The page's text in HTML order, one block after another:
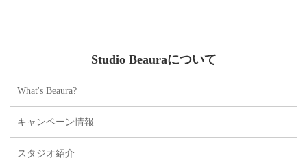
Studio Beauraについて
What's Beaura?
キャンペーン情報
スタジオ紹介